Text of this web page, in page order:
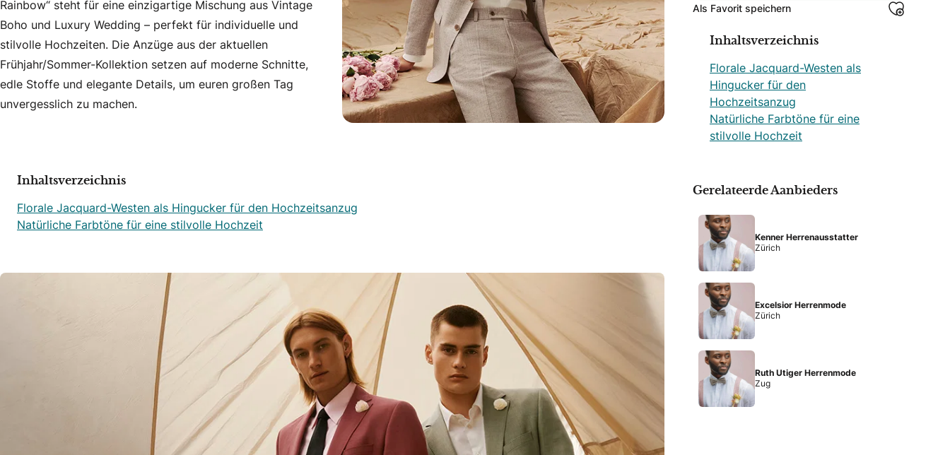
Rainbow“ steht für eine einzigartige Mischung aus Vintage
Boho und Luxury Wedding – perfekt für individuelle und
stilvolle Hochzeiten. Die Anzüge aus der aktuellen
Frühjahr/Sommer-Kollektion setzen auf moderne Schnitte,
edle Stoffe und elegante Details, um euren großen Tag
unvergesslich zu machen.
Inhaltsverzeichnis
Florale Jacquard-Westen als Hingucker für den Hochzeitsanzug
Natürliche Farbtöne für eine stilvolle Hochzeit
Als Favorit speichern
Inhaltsverzeichnis
Florale Jacquard-Westen als
Hingucker für den
Hochzeitsanzug
Natürliche Farbtöne für eine
stilvolle Hochzeit
Gerelateerde Aanbieders
Kenner Herrenausstatter
Zürich
Excelsior Herrenmode
Zürich
Ruth Utiger Herrenmode
Zug